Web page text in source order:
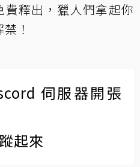
釋出，獵人們拿起你
！
伺服器開張
起來